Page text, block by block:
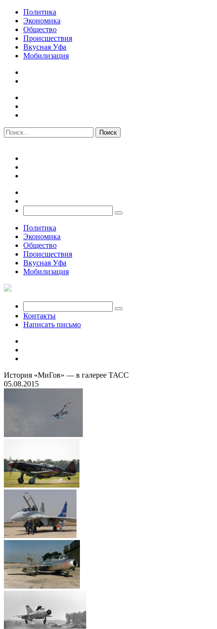
Политика
Экономика
Общество
Происшествия
Вкусная Уфа
Мобилизация
Политика
Экономика
Общество
Происшествия
Вкусная Уфа
Мобилизация
Контакты
Написать письмо
История «МиГов» — в галерее ТАСС
05.08.2015